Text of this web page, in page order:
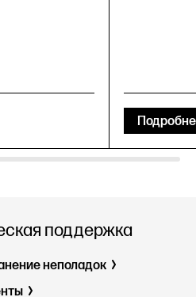
поддержка
неполадок